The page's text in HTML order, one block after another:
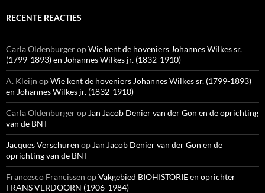
RECENTE REACTIES
Carla OldenburgeropWie kent de hoveniers Johannes Wilkes sr.
(1799-1893) en Johannes Wilkes jr. (1832-1910)
A. Kleijn opWie kent de hoveniers Johannes Wilkes sr. (1799-1893)
en Johannes Wilkes jr. (1832-1910)
Carla Oldenburgerop Jan Jacob Denier van der Gon en de oprichting
van de BNT
Jacques Verschuren op Jan Jacob Denier van der Gon en de
oprichting van de BNT
Francesco Francissen opVakgebied BIOHISTORIE en oprichter
FRANS VERDOORN (1906-1984)